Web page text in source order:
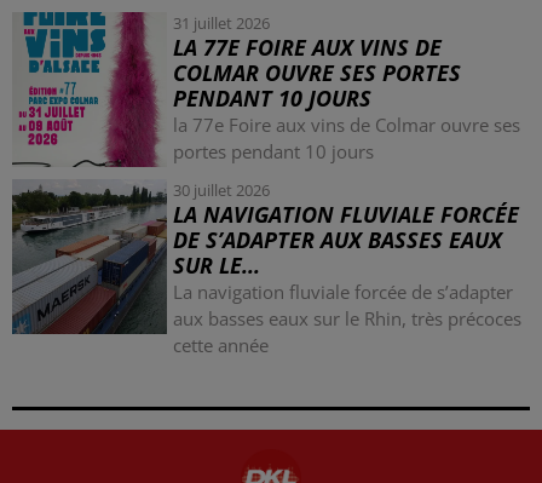
31 juillet 2026
LA 77E FOIRE AUX VINS DE
COLMAR OUVRE SES PORTES
PENDANT 10 JOURS
la 77e Foire aux vins de Colmar ouvre ses
portes pendant 10 jours
30 juillet 2026
LA NAVIGATION FLUVIALE FORCÉE
DE S’ADAPTER AUX BASSES EAUX
SUR LE...
La navigation fluviale forcée de s’adapter
aux basses eaux sur le Rhin, très précoces
cette année